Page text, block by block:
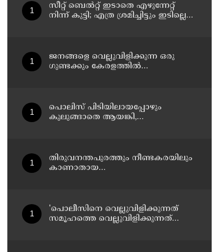
സീറ്റ് ബെല്‍റ്റ് ഇടാതെ എഴുന്നേറ്റ്
നിന്ന് കുട്ടി; എത്ര ശ്രമിച്ചിട്ടും ഇടില്ലെന്ന്
ജനങ്ങളെ വെല്ലുവിളിക്കുന്ന ഒരു
ഗുണ്ടക്കും കേരളത്തില്‍
പൊലിസ് പിടിയിലായപ്പോഴും
കുലുങ്ങാതെ ആയങ്കി,
തിരുവനന്തപുരത്തും നീണ്ടകരയിലും
കാണാതായ
'പൊലീസിനെ വെല്ലുവിളിക്കുന്നത്
സമൂഹത്തെ വെല്ലുവിളിക്കുന്നത്